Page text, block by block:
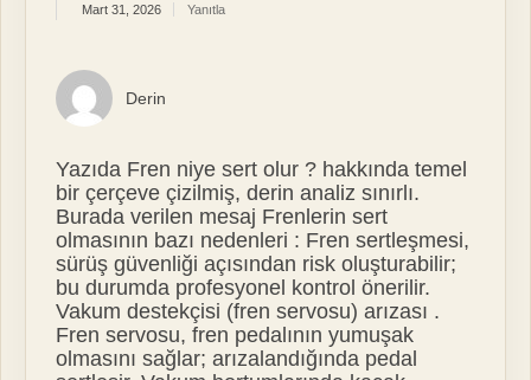
Mart 31, 2026 Yanıtla
Derin
Yazıda Fren niye sert olur ? hakkında temel
bir çerçeve çizilmiş, derin analiz sınırlı.
Burada verilen mesaj Frenlerin sert
olmasının bazı nedenleri : Fren sertleşmesi,
sürüş güvenliği açısından risk oluşturabilir;
bu durumda profesyonel kontrol önerilir.
Vakum destekçisi (fren servosu) arızası .
Fren servosu, fren pedalının yumuşak
olmasını sağlar; arızalandığında pedal